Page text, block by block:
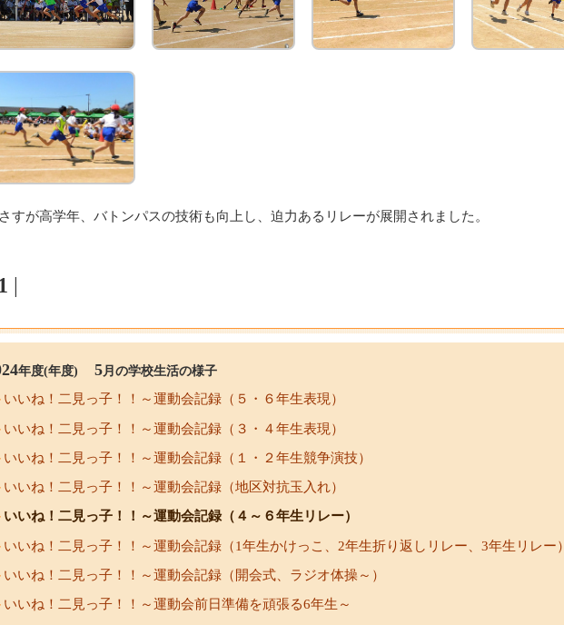
すが高学年、バトンパスの技術も向上し、迫力あるリレーが展開されました。
年度(年度) 5月の学校生活の様子
いいね！二見っ子！！～運動会記録（５・６年生表現）
いいね！二見っ子！！～運動会記録（３・４年生表現）
いいね！二見っ子！！～運動会記録（１・２年生競争演技）
いいね！二見っ子！！～運動会記録（地区対抗玉入れ）
いいね！二見っ子！！～運動会記録（４～６年生リレー）
いいね！二見っ子！！～運動会記録（1年生かけっこ、2年生折り返しリレー、3年生リレー）
いいね！二見っ子！！～運動会記録（開会式、ラジオ体操～）
いいね！二見っ子！！～運動会前日準備を頑張る6年生～